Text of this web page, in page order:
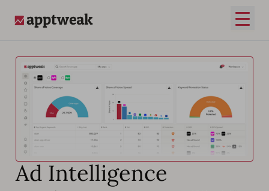
メイ
Ad Intelligence